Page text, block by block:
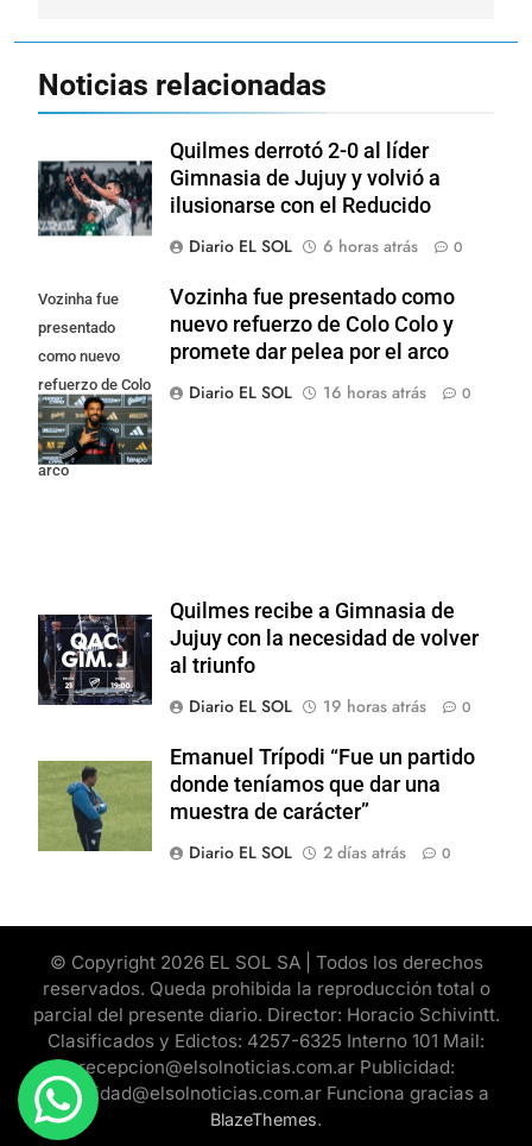
Noticias relacionadas
Quilmes derrotó 2-0 al líder
Gimnasia de Jujuy y volvió a
ilusionarse con el Reducido
Diario EL SOL
6 horas atrás 0
Vozinha fue
presentado
como nuevo
refuerzo de Colo
Colo y promete
dar pelea por el
arco
Vozinha fue presentado como
nuevo refuerzo de Colo Colo y
promete dar pelea por el arco
Diario EL SOL
16 horas atrás 0
Quilmes recibe a Gimnasia de
Jujuy con la necesidad de volver
al triunfo
Diario EL SOL
19 horas atrás 0
Emanuel Trípodi “Fue un partido
donde teníamos que dar una
muestra de carácter”
Diario EL SOL
2 días atrás 0
© Copyright 2026 EL SOL SA | Todos los derechos
reservados. Queda prohibida la reproducción total o
parcial del presente diario. Director: Horacio Schivintt.
Clasificados y Edictos: 4257-6325 Interno 101 Mail:
recepcion@elsolnoticias.com.ar Publicidad:
publicidad@elsolnoticias.com.ar Funciona gracias a
BlazeThemes.